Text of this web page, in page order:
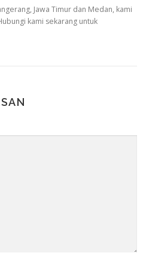
Jawa Timur dan Medan, kami
kami sekarang untuk